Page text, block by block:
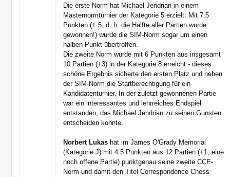
Die erste Norm hat Michael Jendrian in einem
Masternormturnier der Kategorie 5 erzielt: Mit 7.5
Punkten (+ 5, d. h. die Hälfte aller Partien wurde
gewonnen!) wurde die SIM-Norm sogar um einen
halben Punkt übertroffen.
Die zweite Norm wurde mit 6 Punkten aus insgesamt
10 Partien (+3) in der Kategorie 8 erreicht - dieses
schöne Ergebnis sicherte den ersten Platz und neben
der SIM-Norm die Startberechtigung für ein
Kandidatenturnier. In der zuletzt gewonnenen Partie
war ein interessantes und lehrreiches Endspiel
entstanden, das Michael Jendrian zu seinen Gunsten
entscheiden konnte.
Norbert Lukas hat im James O'Grady Memorial
(Kategorie J) mit 4.5 Punkten aus 12 Partien (+1, eine
noch offene Partie) punktgenau seine zweite CCE-
Norm und damit den Titel Correspondence Chess